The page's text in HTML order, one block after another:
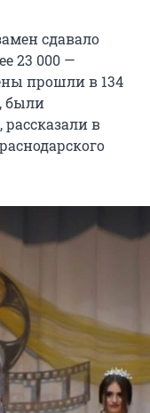
сдавало
23 000 —
прошли в 134
были
рассказали в